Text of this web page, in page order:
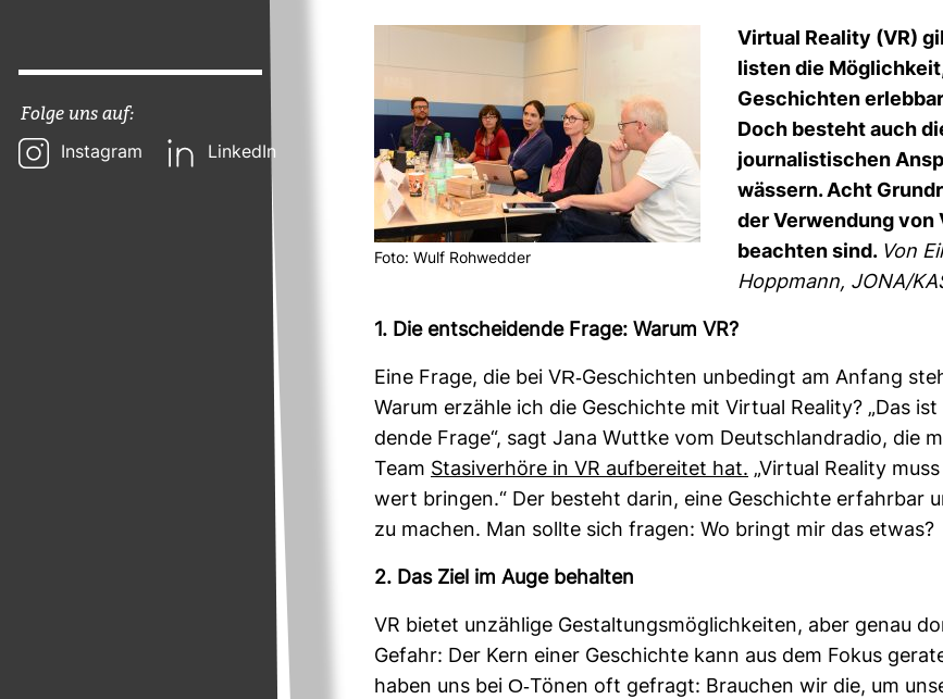
Folge uns auf:
Instagram LinkedIn
Foto: Wulf Roh­wedder
Vir­tual Rea­lity (VR)
listen die
Geschichten
Doch besteht auch
jour­na­lis­ti­schen
wäs­sern. Acht
der Ver­wen­dung von
beachten sind. Von
Hopp­mann, JONA/
1. Die ent­schei­dende Frage: Warum VR?
Eine Frage, die bei VR-​Geschichten unbe­dingt am Anfang
Warum erzähle ich die Geschichte mit Vir­tual Rea­lity? „Das
dende Frage“, sagt Jana Wuttke vom Deutsch­land­radio, die
Team Sta­si­verhöre in VR auf­be­reitet hat. „Vir­tual Rea­lity
wert bringen.“ Der besteht darin, eine Geschichte erfahrbar
zu machen. Man sollte sich fragen: Wo bringt mir das etwas?
2. Das Ziel im Auge behalten
VR bietet unzäh­lige Gestal­tungs­mög­lich­keiten, aber genau
Gefahr: Der Kern einer Geschichte kann aus dem Fokus
haben uns bei O-​Tönen oft gefragt: Brau­chen wir die, um